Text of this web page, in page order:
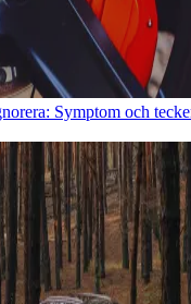
Symptom och